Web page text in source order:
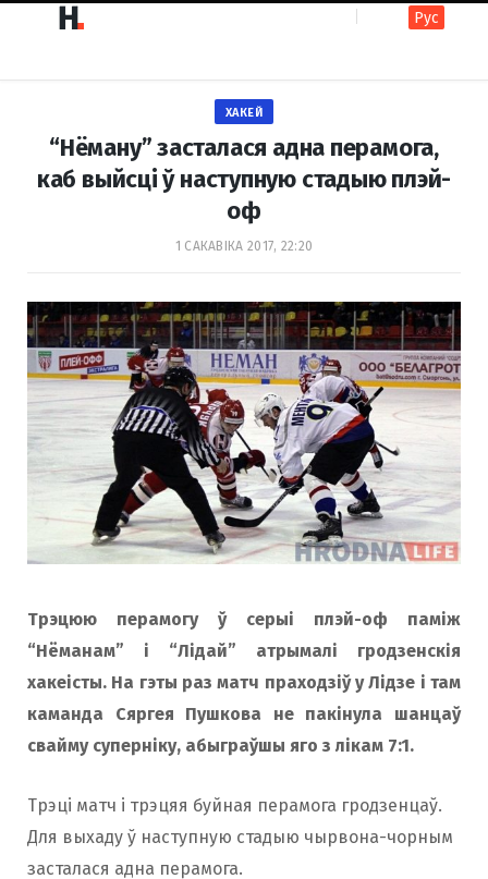
b
o
o
a
g
r
Рус
ХАКЕЙ
“Нёману” засталася адна перамога,
каб выйсці ў наступную стадыю плэй-
оф
1 САКАВІКА 2017, 22:20
Трэцюю перамогу ў серыі плэй-оф паміж
“Нёманам” і “Лідай” атрымалі гродзенскія
хакеісты. На гэты раз матч праходзіў у Лідзе і там
каманда Сяргея Пушкова не пакінула шанцаў
свайму суперніку, абыграўшы яго з лікам 7:1.
Трэці матч і трэцяя буйная перамога гродзенцаў.
Для выхаду ў наступную стадыю чырвона-чорным
засталася адна перамога.